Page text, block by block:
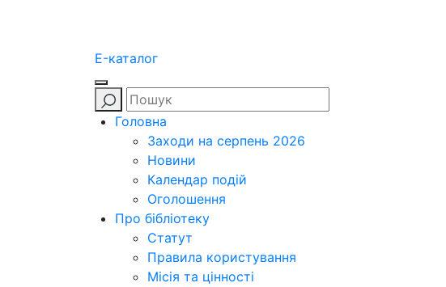
E-каталог
Головна
Заходи на серпень 2026
Новини
Календар подій
Оголошення
Про бібліотеку
Статут
Правила користування
Місія та цінності